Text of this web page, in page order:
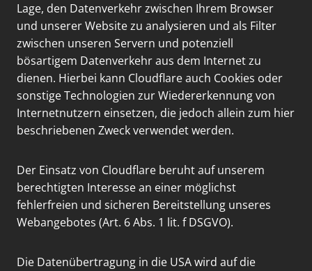
Lage, den Datenverkehr zwischen Ihrem Browser
und unserer Website zu analysieren und als Filter
zwischen unseren Servern und potenziell
bösartigem Datenverkehr aus dem Internet zu
dienen. Hierbei kann Cloudflare auch Cookies oder
sonstige Technologien zur Wiedererkennung von
Internetnutzern einsetzen, die jedoch allein zum hier
beschriebenen Zweck verwendet werden.
Der Einsatz von Cloudflare beruht auf unserem
berechtigten Interesse an einer möglichst
fehlerfreien und sicheren Bereitstellung unseres
Webangebotes (Art. 6 Abs. 1 lit. f DSGVO).
Die Datenübertragung in die USA wird auf die